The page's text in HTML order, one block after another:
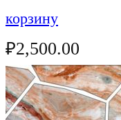
корзину
₽2,500.00